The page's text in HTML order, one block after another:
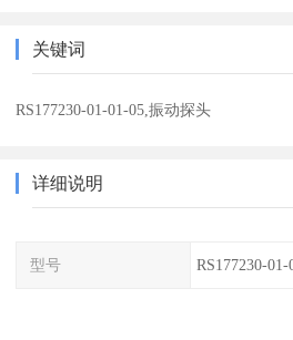
关键词
RS177230-01-01-05,振动探头
详细说明
型号 RS177230-01-